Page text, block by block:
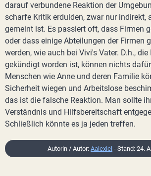
darauf verbundene Reaktion der
scharfe Kritik erdulden, zwar nur indirekt,
gemeint ist. Es passiert oft, dass Firmen
oder dass einige Abteilungen der Firmen
werden, wie auch bei Vivi's Vater. D.h.,
gekündigt worden ist, können nichts
Menschen wie Anne und deren Familie
Sicherheit wiegen und Arbeitslose
das ist die falsche Reaktion. Man sollte
Verständnis und Hilfsbereitschaft
Schließlich könnte es ja jeden treffen.
Autorin / Autor: Aalexiel - Stand: 24.